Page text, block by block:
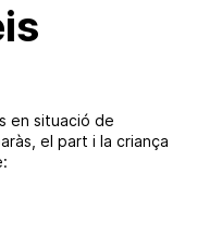
en situació de
el part i la criança